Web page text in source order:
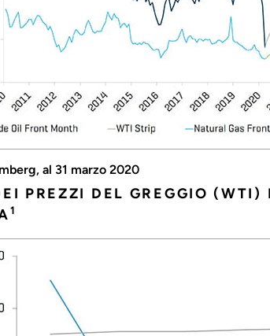
al 31 marzo 2020
PREZZI DEL GREGGIO
1